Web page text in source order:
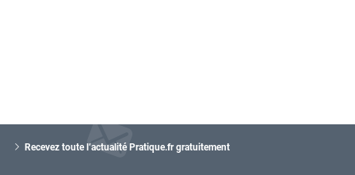
Recevez toute l’actualité Pratique.fr gratuitement
o